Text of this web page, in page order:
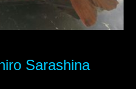
Sarashina